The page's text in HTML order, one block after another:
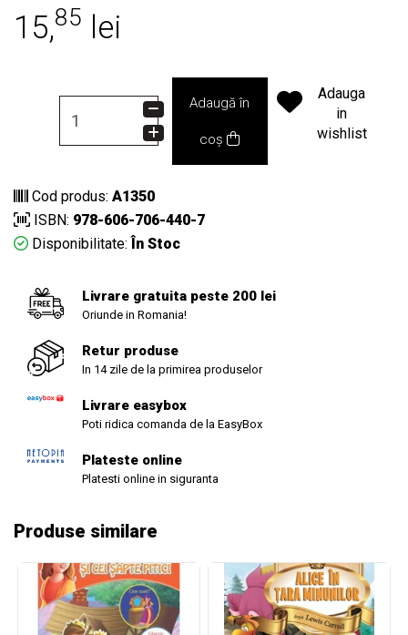
15,85 lei
Adaugă în
coș
Adauga
in
wishlist
Cod produs: A1350
ISBN: 978-606-706-440-7
Disponibilitate: În Stoc
Livrare gratuita peste 200 lei
Oriunde in Romania!
Retur produse
In 14 zile de la primirea produselor
Livrare easybox
Poti ridica comanda de la EasyBox
Plateste online
Platesti online in siguranta
Produse similare